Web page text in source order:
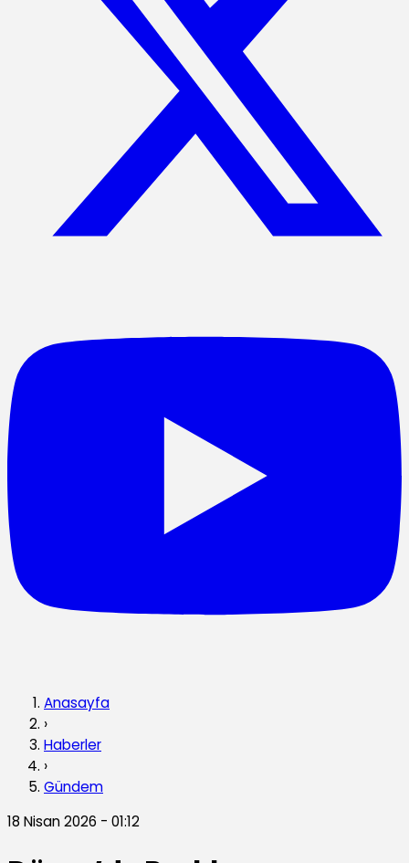
Anasayfa
›
Haberler
›
Gündem
18 Nisan 2026 - 01:12